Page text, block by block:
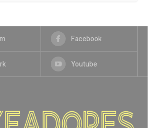
Facebook
Youtube